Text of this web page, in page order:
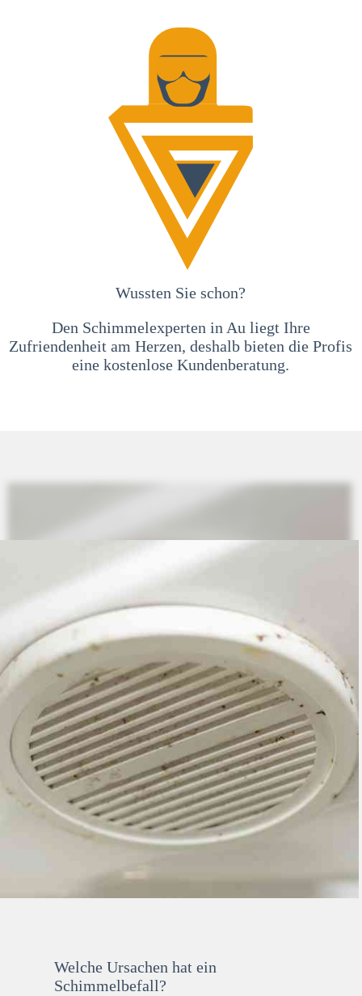
Wussten Sie schon?
Den Schimmelexperten in Au liegt Ihre
Zufriendenheit am Herzen, deshalb bieten die Profis
eine kostenlose Kundenberatung.
Welche Ursachen hat ein
Schimmelbefall?